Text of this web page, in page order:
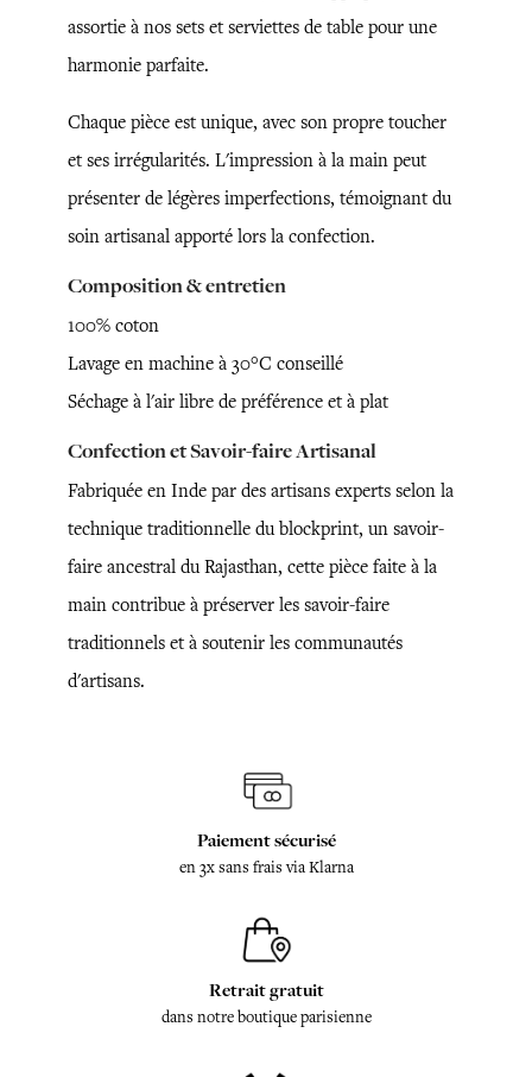
assortie à nos sets et serviettes de table pour une
harmonie parfaite.
Chaque pièce est unique, avec son propre toucher
et ses irrégularités. L'impression à la main peut
présenter de légères imperfections, témoignant du
soin artisanal apporté lors la confection.
Composition & entretien
100% coton
Lavage en machine à 30°C conseillé
Séchage à l'air libre de préférence et à plat
Confection et Savoir-faire Artisanal
Fabriquée en Inde par des artisans experts selon la
technique traditionnelle du blockprint, un savoir-
faire ancestral du Rajasthan, cette pièce faite à la
main contribue à préserver les savoir-faire
traditionnels et à soutenir les communautés
d'artisans.
Paiement sécurisé
en 3x sans frais via Klarna
Retrait gratuit
dans notre boutique parisienne